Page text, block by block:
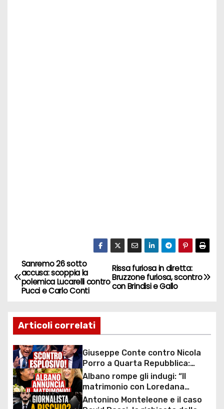
N
a
i
g
a
z
Rissa furiosa in diretta:
Bruzzone furiosa, scontro
con Brindisi e Gallo
Sanremo 26 sotto
accusa: scoppia la
polemica Lucarelli contro
Pucci e Carlo Conti
Articoli correlati
Giuseppe Conte contro Nicola
Porro a Quarta Repubblica:
scontro durissimo sul caso
mascherine e commissione
d’inchiesta
Albano rompe gli indugi: “Il
matrimonio con Loredana
Lecciso arriva”, la svolta dopo
Antonino Monteleone e il caso